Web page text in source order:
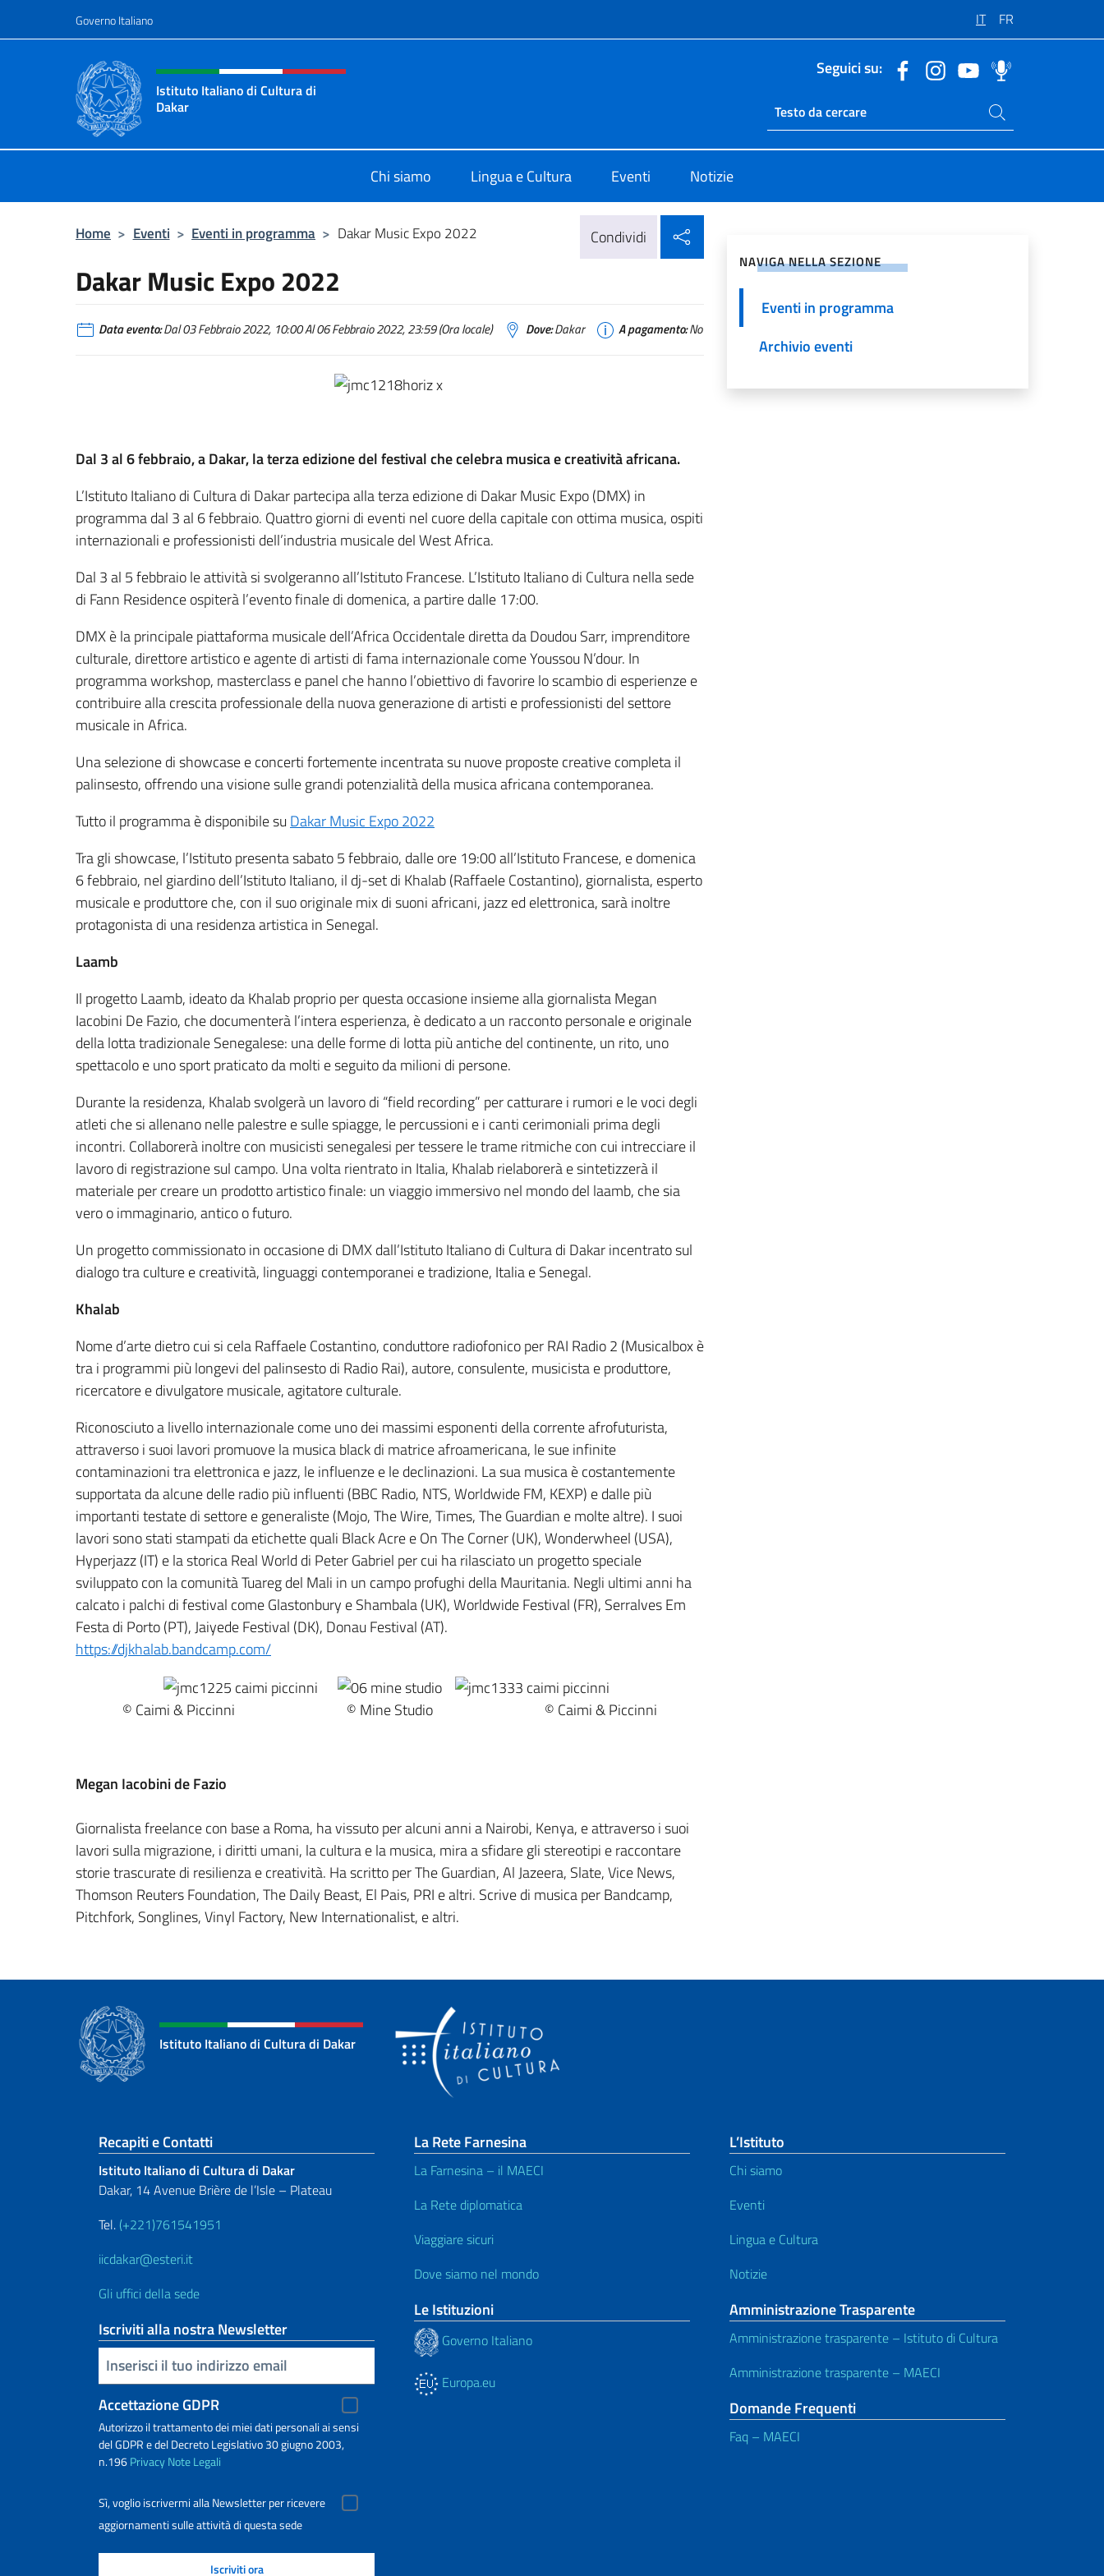
Governo Italiano IT FR
Intestazione sito, social e menù
Istituto Italiano di Cultura di
Dakar
Seguici su:
Ricerca sito live
Cerca nel sito
Chi siamo Lingua e Cultura Eventi Notizie
Home > Eventi > Eventi in programma > Dakar Music Expo 2022 Condividi
Dakar Music Expo 2022
Data evento:Dal 03 Febbraio 2022, 10:00 Al 06 Febbraio 2022, 23:59 (Ora locale) Dove:Dakar A pagamento:No
Dal 3 al 6 febbraio, a Dakar, la terza edizione del festival che celebra musica e creatività africana.
L’Istituto Italiano di Cultura di Dakar partecipa alla terza edizione di Dakar Music Expo (DMX) in
programma dal 3 al 6 febbraio. Quattro giorni di eventi nel cuore della capitale con ottima musica, ospiti
internazionali e professionisti dell’industria musicale del West Africa.
Dal 3 al 5 febbraio le attività si svolgeranno all’Istituto Francese. L’Istituto Italiano di Cultura nella sede
di Fann Residence ospiterà l’evento finale di domenica, a partire dalle 17:00.
DMX è la principale piattaforma musicale dell’Africa Occidentale diretta da Doudou Sarr, imprenditore
culturale, direttore artistico e agente di artisti di fama internazionale come Youssou N’dour. In
programma workshop, masterclass e panel che hanno l’obiettivo di favorire lo scambio di esperienze e
contribuire alla crescita professionale della nuova generazione di artisti e professionisti del settore
musicale in Africa.
Una selezione di showcase e concerti fortemente incentrata su nuove proposte creative completa il
palinsesto, offrendo una visione sulle grandi potenzialità della musica africana contemporanea.
Tutto il programma è disponibile su Dakar Music Expo 2022
Tra gli showcase, l’Istituto presenta sabato 5 febbraio, dalle ore 19:00 all’Istituto Francese, e domenica
6 febbraio, nel giardino dell’Istituto Italiano, il dj-set di Khalab (Raffaele Costantino), giornalista, esperto
musicale e produttore che, con il suo originale mix di suoni africani, jazz ed elettronica, sarà inoltre
protagonista di una residenza artistica in Senegal.
Laamb
Il progetto Laamb, ideato da Khalab proprio per questa occasione insieme alla giornalista Megan
Iacobini De Fazio, che documenterà l’intera esperienza, è dedicato a un racconto personale e originale
della lotta tradizionale Senegalese: una delle forme di lotta più antiche del continente, un rito, uno
spettacolo e uno sport praticato da molti e seguito da milioni di persone.
Durante la residenza, Khalab svolgerà un lavoro di “field recording” per catturare i rumori e le voci degli
atleti che si allenano nelle palestre e sulle spiagge, le percussioni e i canti cerimoniali prima degli
incontri. Collaborerà inoltre con musicisti senegalesi per tessere le trame ritmiche con cui intrecciare il
lavoro di registrazione sul campo. Una volta rientrato in Italia, Khalab rielaborerà e sintetizzerà il
materiale per creare un prodotto artistico finale: un viaggio immersivo nel mondo del laamb, che sia
vero o immaginario, antico o futuro.
Un progetto commissionato in occasione di DMX dall’Istituto Italiano di Cultura di Dakar incentrato sul
dialogo tra culture e creatività, linguaggi contemporanei e tradizione, Italia e Senegal.
Khalab
Nome d’arte dietro cui si cela Raffaele Costantino, conduttore radiofonico per RAI Radio 2 (Musicalbox è
tra i programmi più longevi del palinsesto di Radio Rai), autore, consulente, musicista e produttore,
ricercatore e divulgatore musicale, agitatore culturale.
Riconosciuto a livello internazionale come uno dei massimi esponenti della corrente afrofuturista,
attraverso i suoi lavori promuove la musica black di matrice afroamericana, le sue infinite
contaminazioni tra elettronica e jazz, le influenze e le declinazioni. La sua musica è costantemente
supportata da alcune delle radio più influenti (BBC Radio, NTS, Worldwide FM, KEXP) e dalle più
importanti testate di settore e generaliste (Mojo, The Wire, Times, The Guardian e molte altre). I suoi
lavori sono stati stampati da etichette quali Black Acre e On The Corner (UK), Wonderwheel (USA),
Hyperjazz (IT) e la storica Real World di Peter Gabriel per cui ha rilasciato un progetto speciale
sviluppato con la comunità Tuareg del Mali in un campo profughi della Mauritania. Negli ultimi anni ha
calcato i palchi di festival come Glastonbury e Shambala (UK), Worldwide Festival (FR), Serralves Em
Festa di Porto (PT), Jaiyede Festival (DK), Donau Festival (AT).
https://djkhalab.bandcamp.com/
© Caimi & Piccinni © Mine Studio © Caimi & Piccinni
Megan Iacobini de Fazio
Giornalista freelance con base a Roma, ha vissuto per alcuni anni a Nairobi, Kenya, e attraverso i suoi
lavori sulla migrazione, i diritti umani, la cultura e la musica, mira a sfidare gli stereotipi e raccontare
storie trascurate di resilienza e creatività. Ha scritto per The Guardian, Al Jazeera, Slate, Vice News,
Thomson Reuters Foundation, The Daily Beast, El Pais, PRI e altri. Scrive di musica per Bandcamp,
Pitchfork, Songlines, Vinyl Factory, New Internationalist, e altri.
NAVIGA NELLA SEZIONE
Eventi in programma
Archivio eventi
Istituto Italiano di Cultura di Dakar
Sezione footer
Recapiti e Contatti
Istituto Italiano di Cultura di Dakar
Dakar, 14 Avenue Brière de l’Isle – Plateau
Tel. (+221)761541951
iicdakar@esteri.it
Gli uffici della sede
Iscriviti alla nostra Newsletter
Inserisci la tua email
Accettazione GDPR
Autorizzo il trattamento dei miei dati personali ai sensi
del GDPR e del Decreto Legislativo 30 giugno 2003,
n.196PrivacyNote Legali
Sì, voglio iscrivermi alla Newsletter per ricevere
aggiornamenti sulle attività di questa sede
La Rete Farnesina
La Farnesina – il MAECI
La Rete diplomatica
Viaggiare sicuri
Dove siamo nel mondo
Le Istituzioni
Governo Italiano
Europa.eu
L’Istituto
Chi siamo
Eventi
Lingua e Cultura
Notizie
Amministrazione Trasparente
Amministrazione trasparente – Istituto di Cultura
Amministrazione trasparente – MAECI
Domande Frequenti
Faq – MAECI